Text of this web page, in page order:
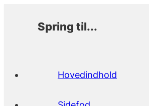
Spring til...
Hovedindhold